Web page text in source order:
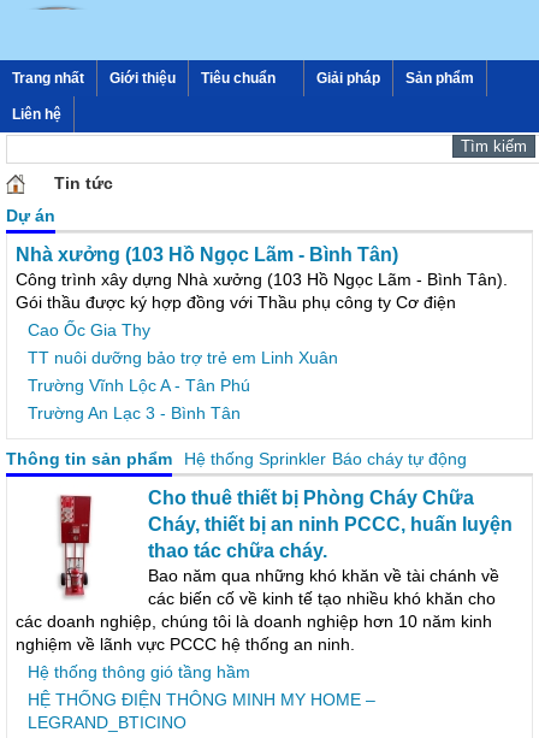
Trang nhất Giới thiệu Tiêu chuẩn Giải pháp Sản phẩm
Liên hệ
Tin tức
Dự án
Nhà xưởng (103 Hồ Ngọc Lãm - Bình Tân)
Công trình xây dựng Nhà xưởng (103 Hồ Ngọc Lãm - Bình Tân).
Gói thầu được ký hợp đồng với Thầu phụ công ty Cơ điện
Cao Ốc Gia Thy
TT nuôi dưỡng bảo trợ trẻ em Linh Xuân
Trường Vĩnh Lộc A - Tân Phú
Trường An Lạc 3 - Bình Tân
Thông tin sản phẩm Hệ thống Sprinkler Báo cháy tự động
Cho thuê thiết bị Phòng Cháy Chữa
Cháy, thiết bị an ninh PCCC, huấn luyện
thao tác chữa cháy.
Bao năm qua những khó khăn về tài chánh về
các biến cố về kinh tế tạo nhiều khó khăn cho
các doanh nghiệp, chúng tôi là doanh nghiệp hơn 10 năm kinh
nghiệm về lãnh vực PCCC hệ thống an ninh.
Hệ thống thông gió tầng hầm
HỆ THỐNG ĐIỆN THÔNG MINH MY HOME –
LEGRAND_BTICINO